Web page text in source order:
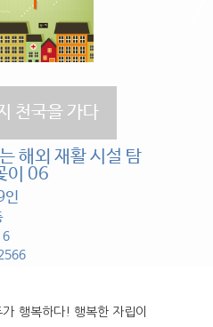
천국을 가다
해외 재활 시설 탐
이 06
인
행복하다! 행복한 자립이